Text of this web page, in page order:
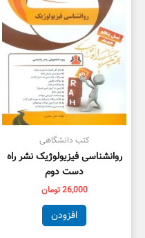
کتب دانشگاهی
روانشناسی فیزیولوژیک نشر راه
دست دوم
26,000تومان
افزودن